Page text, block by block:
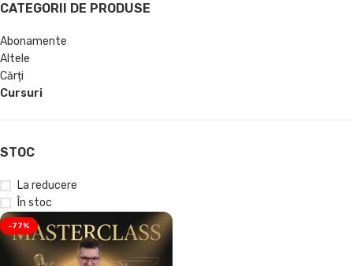
CATEGORII DE PRODUSE
Abonamente
Altele
Cărți
Cursuri
STOC
La reducere
În stoc
-77%